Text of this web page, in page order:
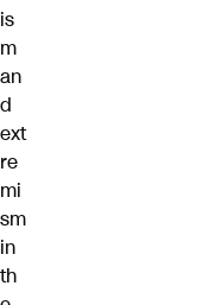
is
m
an
d
ext
re
mi
sm
in
th